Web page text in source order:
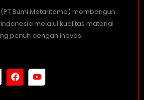
Bumi Mataritama) membangun
melalui kualitas material
penuh dengan inovasi